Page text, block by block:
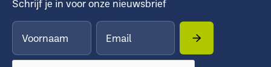
Schrijf je in voor onze nieuwsbrief